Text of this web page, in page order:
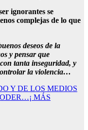
ignorantes se
complejas de lo que
deseos de la
y pensar que
tanta inseguridad, y
la violencia…
Y DE LOS MEDIOS
MÁS